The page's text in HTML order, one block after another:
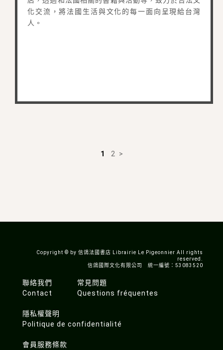
化交流，將法國生活與文化的每一面向呈現給台灣
人。
1 2 >
Copyright © by 信鴿法國書店 Librairie Le Pigeonnier All rights
reserved.
信鴿國際文化有限公司 統一編號：53083520
聯絡我們
Contact
常見問題
Questions fréquentes
隱私權聲明
Politique de confidentialité
會員服務條款